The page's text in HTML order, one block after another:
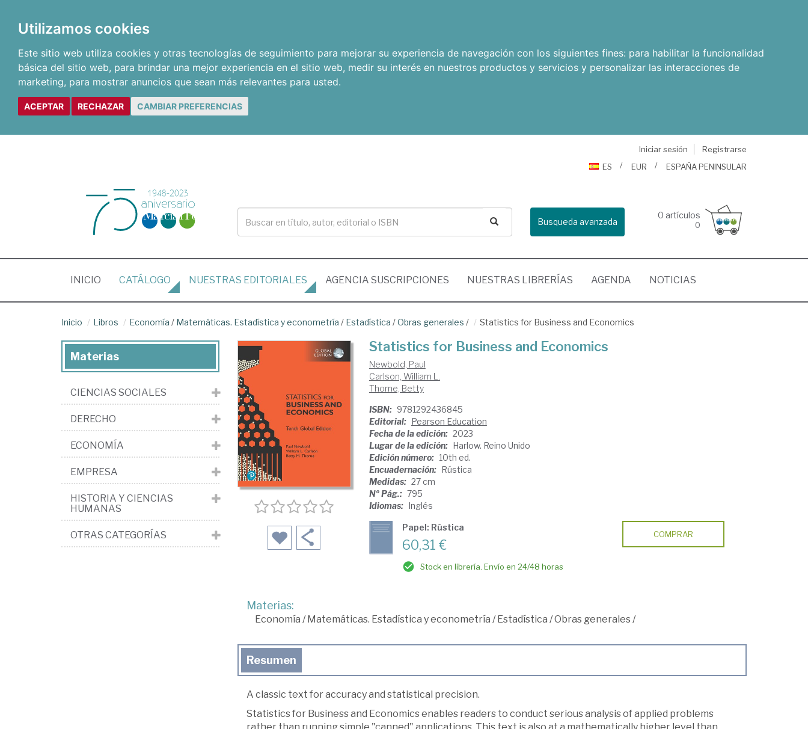
Utilizamos cookies
Este sitio web utiliza cookies y otras tecnologías de seguimiento para mejorar su experiencia de navegación con los siguientes fines: para habilitar la funcionalidad
básica del sitio web, para brindar una mejor experiencia en el sitio web, medir su interés en nuestros productos y servicios y personalizar las interacciones de
marketing, para mostrar anuncios que sean más relevantes para usted.
ACEPTAR RECHAZAR CAMBIAR PREFERENCIAS
Iniciar sesión
Registrarse
ES
EUR ESPAÑA PENINSULAR
Busqueda avanzada
0 artículos
0
INICIO (CURRENT)
CATÁLOGO NUESTRAS EDITORIALES AGENCIA SUSCRIPCIONES NUESTRAS LIBRERÍAS AGENDA NOTICIAS
Inicio Libros Economía / Matemáticas. Estadística y econometría / Estadística /Obras generales / Statistics for Business and Economics
Statistics for Business and Economics
Newbold, Paul
Carlson, William L.
Thorne, Betty
ISBN: 9781292436845
Editorial: Pearson Education
Fecha de la edición: 2023
Lugar de la edición: Harlow. Reino Unido
Edición número: 10th ed.
Encuadernación: Rústica
Medidas: 27 cm
Nº Pág.: 795
Idiomas: Inglés
Papel: Rústica
60,31 €
Stock en librería. Envío en 24/48 horas
COMPRAR
Materias:
Economía /Matemáticas. Estadística y econometría /Estadística /Obras generales/
Resumen
A classic text for accuracy and statistical precision.
Statistics for Business and Economics enables readers to conduct serious analysis of applied problems
Materias
CIENCIAS SOCIALES
DERECHO
ECONOMÍA
EMPRESA
HISTORIA Y CIENCIAS
HUMANAS
OTRAS CATEGORÍAS